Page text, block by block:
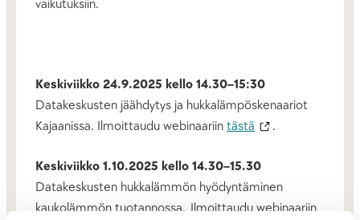
vaikutuksiin.
Keskiviikko 24.9.2025 kello 14.30–15:30
Datakeskusten jäähdytys ja hukkalämpöskenaariot
Kajaanissa. Ilmoittaudu webinaariin tästä .
Keskiviikko 1.10.2025 kello 14.30–15.30
Datakeskusten hukkalämmön hyödyntäminen
kaukolämmön tuotannossa. Ilmoittaudu webinaariin